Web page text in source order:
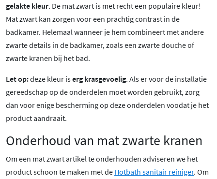
gelakte kleur. De mat zwart is met recht een populaire kleur!
Mat zwart kan zorgen voor een prachtig contrast in de
badkamer. Helemaal wanneer je hem combineert met andere
zwarte details in de badkamer, zoals een zwarte douche of
zwarte kranen bij het bad.
Let op:deze kleur iserg krasgevoelig. Als er voor de installatie
gereedschap op de onderdelen moet worden gebruikt, zorg
dan voor enige bescherming op deze onderdelen voodat je het
product aandraait.
Onderhoud van mat zwarte kranen
Om een mat zwart artikel te onderhouden adviseren we het
product schoon te maken met de Hotbath sanitair reiniger. Om